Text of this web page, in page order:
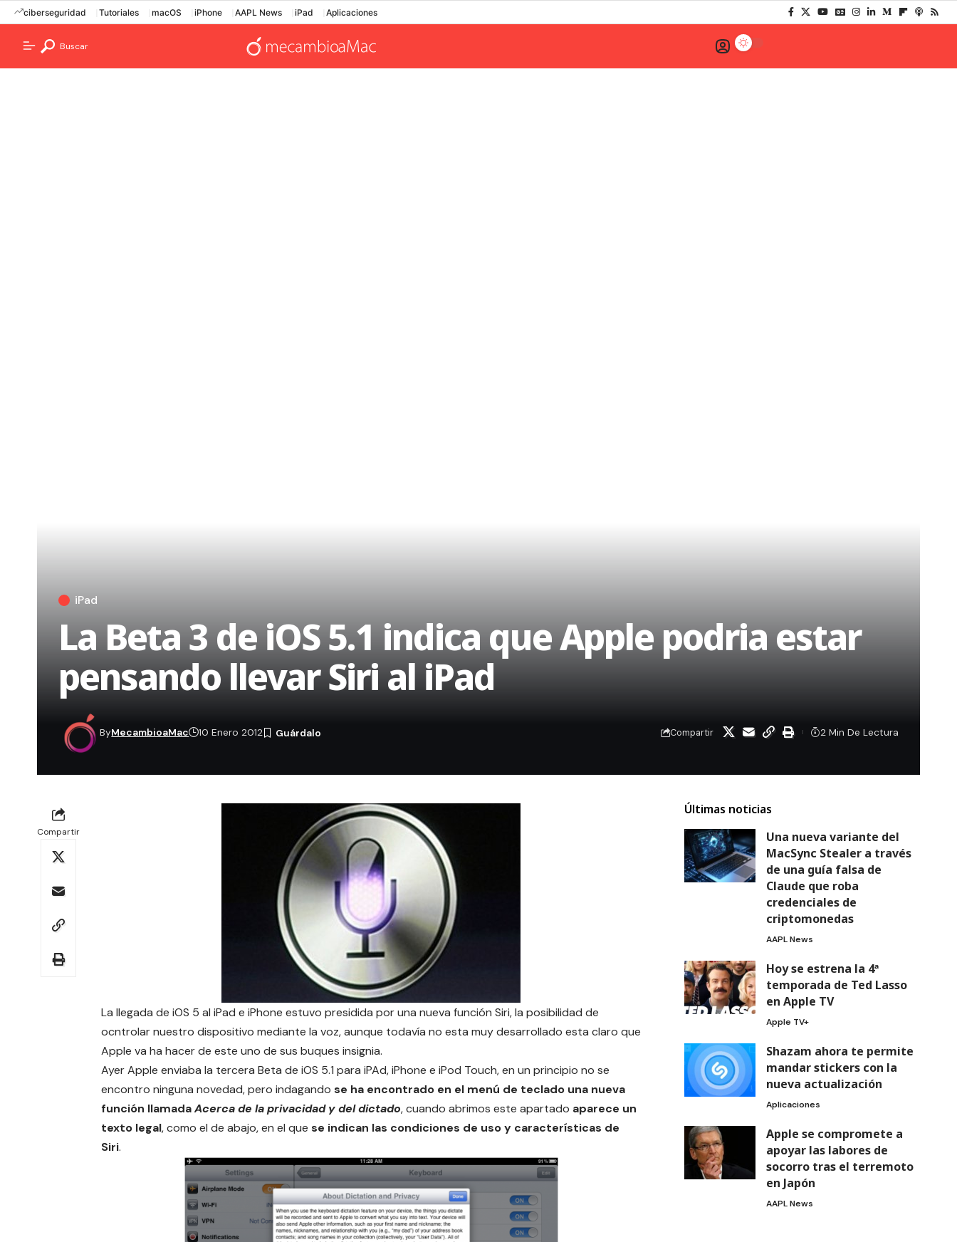
ciberseguridad Tutoriales macOS iPhone AAPL News iPad Aplicaciones
Buscar
iPad
La Beta 3 de iOS 5.1 indica que Apple podria estar
pensando llevar Siri al iPad
ByMecambioaMac 10 Enero 2012 Compartir 2 Min De Lectura
Compartir
La llegada de iOS 5 al iPad e iPhone estuvo presidida por una nueva función Siri, la posibilidad de
ocntrolar nuestro dispositivo mediante la voz, aunque todavía no esta muy desarrollado esta claro que
Apple va ha hacer de este uno de sus buques insignia.
Ayer Apple enviaba la tercera Beta de iOS 5.1 para iPAd, iPhone e iPod Touch, en un principio no se
encontro ninguna novedad, pero indagando se ha encontrado en el menú de teclado una nueva
función llamadaAcerca de la privacidad y del dictado, cuando abrimos este apartado aparece un
texto legal, como el de abajo, en el que se indican las condiciones de uso y características de
Siri.
Últimas noticias
Una nueva variante del
MacSync Stealer a través
de una guía falsa de
Claude que roba
credenciales de
criptomonedas
AAPL News
Hoy se estrena la 4ª
temporada de Ted Lasso
en Apple TV
Apple TV+
Shazam ahora te permite
mandar stickers con la
nueva actualización
Aplicaciones
Apple se compromete a
apoyar las labores de
socorro tras el terremoto
en Japón
AAPL News